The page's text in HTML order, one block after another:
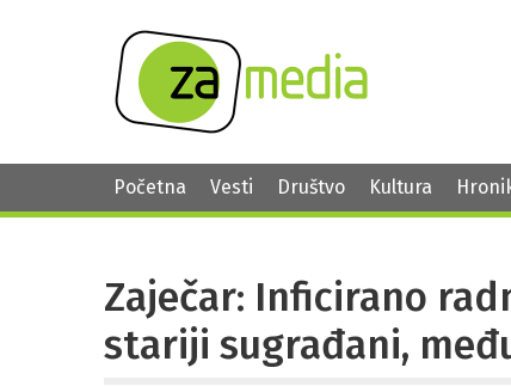
Početna Vesti Društvo Kultura
Zaječar: Inficirano
stariji sugrađani,